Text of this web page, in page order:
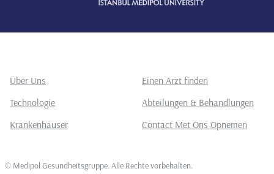
Über Uns
Einen Arzt finden
Technologie
Abteilungen & Behandlungen
Krankenhäuser
Contact Met Ons Opnemen
© Medipol Gesundheitsgruppe. Alle Rechte vorbehalten.